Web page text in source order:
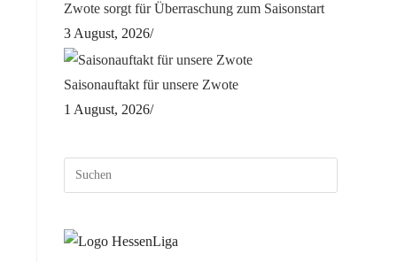
Zwote sorgt für Überraschung zum Saisonstart
3 August, 2026/
Saisonauftakt für unsere Zwote
1 August, 2026/